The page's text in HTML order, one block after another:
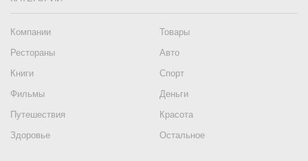
Компании
Товары
Рестораны
Авто
Книги
Спорт
Фильмы
Деньги
Путешествия
Красота
Здоровье
Остальное